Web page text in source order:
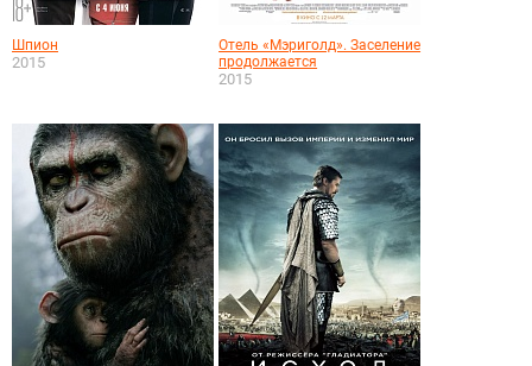
Шпион
2015
Отель «Мэриголд». Заселение
продолжается
2015